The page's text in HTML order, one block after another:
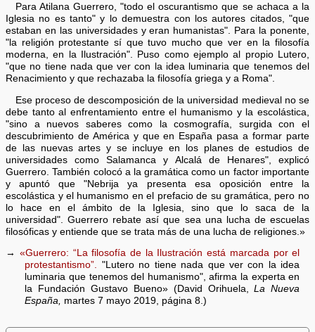
Para Atilana Guerrero, "todo el oscurantismo que se achaca a la
Iglesia no es tanto" y lo demuestra con los autores citados, "que
estaban en las universidades y eran humanistas". Para la ponente,
"la religión protestante sí que tuvo mucho que ver en la filosofía
moderna, en la Ilustración". Puso como ejemplo al propio Lutero,
"que no tiene nada que ver con la idea luminaria que tenemos del
Renacimiento y que rechazaba la filosofía griega y a Roma".
Ese proceso de descomposición de la universidad medieval no se
debe tanto al enfrentamiento entre el humanismo y la escolástica,
"sino a nuevos saberes como la cosmografía, surgida con el
descubrimiento de América y que en España pasa a formar parte
de las nuevas artes y se incluye en los planes de estudios de
universidades como Salamanca y Alcalá de Henares", explicó
Guerrero. También colocó a la gramática como un factor importante
y apuntó que "Nebrija ya presenta esa oposición entre la
escolástica y el humanismo en el prefacio de su gramática, pero no
lo hace en el ámbito de la Iglesia, sino que lo saca de la
universidad". Guerrero rebate así que sea una lucha de escuelas
filosóficas y entiende que se trata más de una lucha de religiones.»
→ «Guerrero: “La filosofía de la Ilustración está marcada por el
protestantismo”. "Lutero no tiene nada que ver con la idea
luminaria que tenemos del humanismo", afirma la experta en
la Fundación Gustavo Bueno» (David Orihuela,La Nueva
España, martes 7 mayo 2019, página 8.)